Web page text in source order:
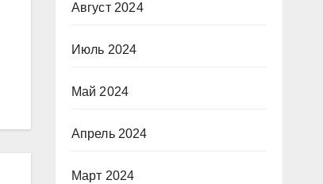
Август 2024
Июль 2024
Май 2024
Апрель 2024
Март 2024